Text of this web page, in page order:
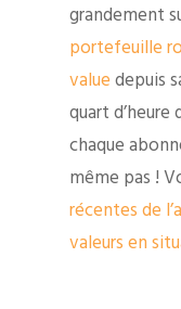
grandement
portefeuille
valuedepuis
quart
chaque
même pas !
récentes de
valeurs en